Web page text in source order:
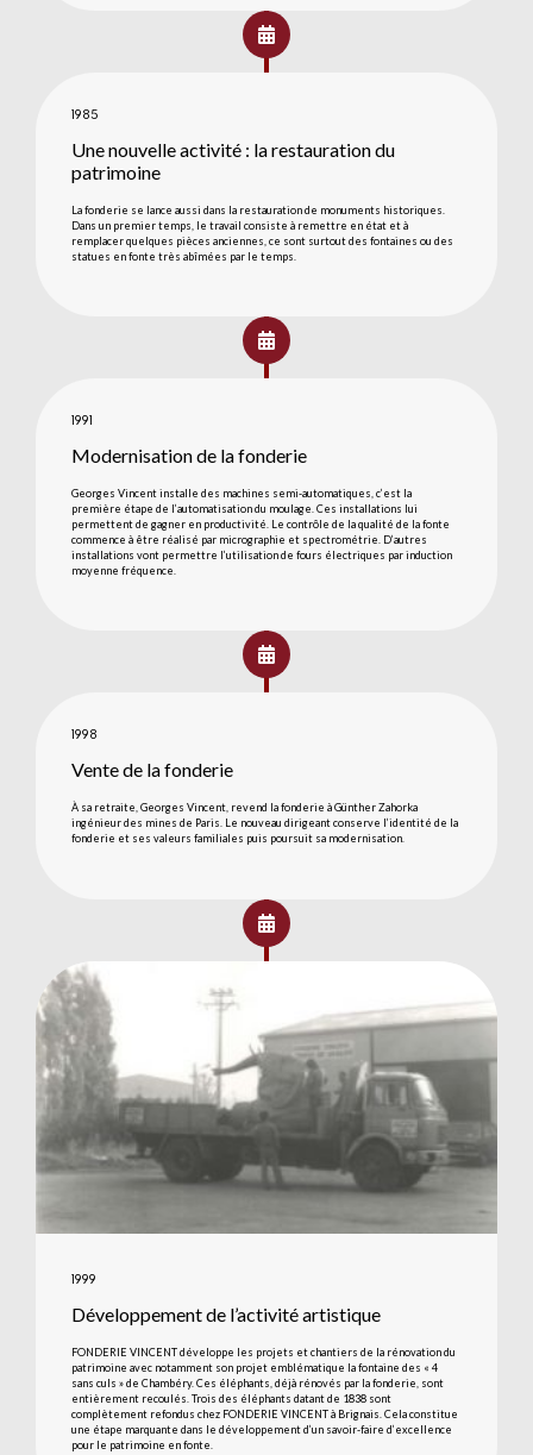
1985
Une nouvelle activité : la restauration du
patrimoine
La fonderie se lance aussi dans la restauration de monuments historiques.
Dans un premier temps, le travail consiste à remettre en état et à
remplacer quelques pièces anciennes, ce sont surtout des fontaines ou des
statues en fonte très abîmées par le temps.
1991
Modernisation de la fonderie
Georges Vincent installe des machines semi-automatiques, c’est la
première étape de l’automatisation du moulage. Ces installations lui
permettent de gagner en productivité. Le contrôle de la qualité de la fonte
commence à être réalisé par micrographie et spectrométrie. D’autres
installations vont permettre l’utilisation de fours électriques par induction
moyenne fréquence.
1998
Vente de la fonderie
À sa retraite, Georges Vincent, revend la fonderie à Günther Zahorka
ingénieur des mines de Paris. Le nouveau dirigeant conserve l’identité de la
fonderie et ses valeurs familiales puis poursuit sa modernisation.
1999
Développement de l’activité artistique
FONDERIE VINCENT développe les projets et chantiers de la rénovation du
patrimoine avec notamment son projet emblématique la fontaine des « 4
sans culs » de Chambéry. Ces éléphants, déjà rénovés par la fonderie, sont
entièrement recoulés. Trois des éléphants datant de 1838 sont
complètement refondus chez FONDERIE VINCENT à Brignais. Cela constitue
une étape marquante dans le développement d’un savoir-faire d’excellence
pour le patrimoine en fonte.